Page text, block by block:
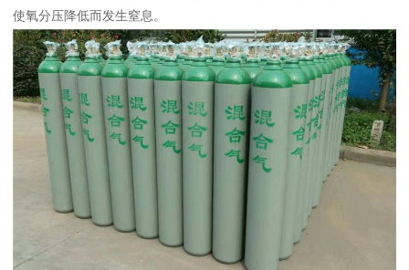
使氧分压降低而发生窒息。